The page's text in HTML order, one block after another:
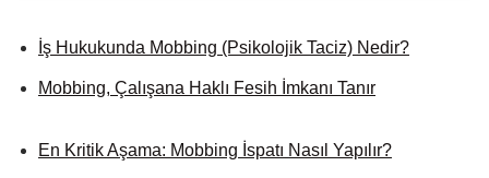
İş Hukukunda Mobbing (Psikolojik Taciz) Nedir?
Mobbing, Çalışana Haklı Fesih İmkanı Tanır
En Kritik Aşama: Mobbing İspatı Nasıl Yapılır?